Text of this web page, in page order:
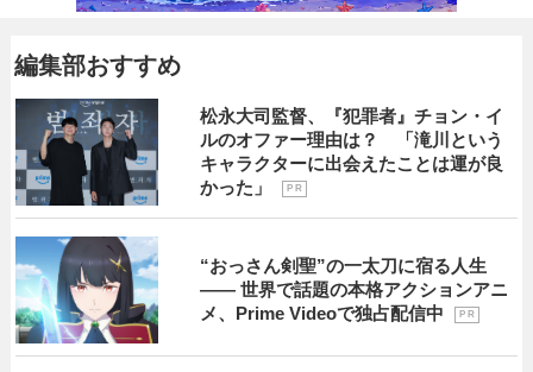
編集部おすすめ
松永大司監督、『犯罪者』チョン・イ
ルのオファー理由は？ 「滝川という
キャラクターに出会えたことは運が良
かった」
P R
“おっさん剣聖”の一太刀に宿る人生
―― 世界で話題の本格アクションアニ
メ、Prime Videoで独占配信中
P R